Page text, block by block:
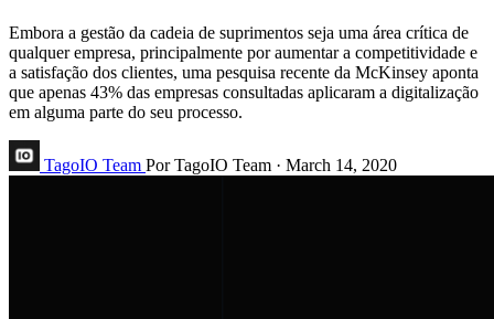
Embora a gestão da cadeia de suprimentos seja uma área crítica de
qualquer empresa, principalmente por aumentar a competitividade e
a satisfação dos clientes, uma pesquisa recente da McKinsey aponta
que apenas 43% das empresas consultadas aplicaram a digitalização
em alguma parte do seu processo.
TagoIO Team Por TagoIO Team · March 14, 2020